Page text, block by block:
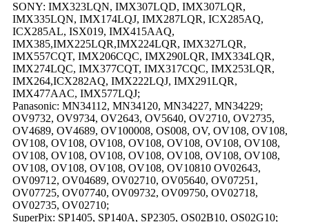
SONY: IMX323LQN, IMX307LQD, IMX307LQR,
IMX335LQN, IMX174LQJ, IMX287LQR, ICX285AQ,
ICX285AL, ISX019, IMX415AAQ,
IMX385,IMX225LQR,IMX224LQR, IMX327LQR,
IMX557CQT, IMX206CQC, IMX290LQR, IMX334LQR,
IMX274LQC, IMX377CQT, IMX317CQC, IMX253LQR,
IMX264,ICX282AQ, IMX222LQJ, IMX291LQR,
IMX477AAC, IMX577LQJ;
Panasonic: MN34112, MN34120, MN34227, MN34229;
OV9732, OV9734, OV2643, OV5640, OV2710, OV2735,
OV4689, OV4689, OV100008, OS008, OV, OV108, OV108,
OV108, OV108, OV108, OV108, OV108, OV108, OV108,
OV108, OV108, OV108, OV108, OV108, OV108, OV108,
OV108, OV108, OV108, OV108, OV10810 OV02643,
OV09712, OV04689, OV02710, OV05640, OV07251,
OV07725, OV07740, OV09732, OV09750, OV02718,
OV02735, OV02710;
SuperPix: SP1405, SP140A, SP2305, OS02B10, OS02G10;